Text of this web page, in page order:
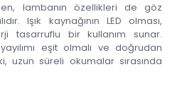
lambanın özellikleri de göz
Işık kaynağının LED olması,
tasarruflu bir kullanım sunar.
eşit olmalı ve doğrudan
uzun süreli okumalar sırasında